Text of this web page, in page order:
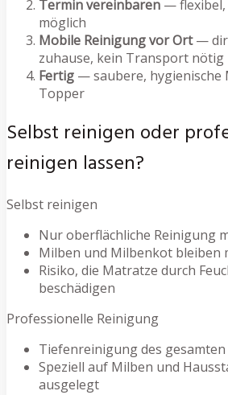
Termin vereinbaren —
möglich
Mobile Reinigung vor Ort—
zuhause, kein Transport nötig
Fertig — saubere, hygienische
Topper
Selbst reinigen oder
reinigen lassen?
Selbst reinigen
Nur oberflächliche Reinigung
Milben und Milbenkot bleiben
Risiko, die Matratze durch
beschädigen
Professionelle Reinigung
Tiefenreinigung des
Speziell auf Milben und
ausgelegt